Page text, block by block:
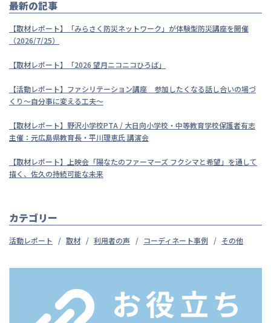
最新の記事
【取材レポート】「みらさく防災ネットワーク」が体験型防災講座を開催
（2026/7/25）
【取材レポート】「2026 望月ニコニコひろば」
【活動レポート】ファシリテーション講座 参加したくなる話し合いの場づ
くり～自分事に変える工夫～
【取材レポート】野沢小学校PTA / 大日向小学校・中等教育学校保護者有志
主催：元広島県教育長・平川理恵氏 講演会
【取材レポート】上映会「陽なたのファーマーズ フクシマと希望」を通して
描く、佐久の持続可能な未来
カテゴリー
活動レポート 取材 利用者の声 コーディネート事例 その他